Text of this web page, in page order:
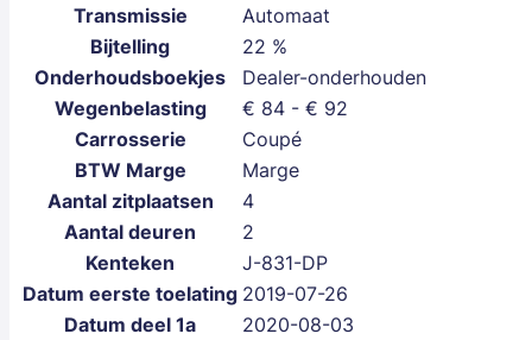
Transmissie
Automaat
Bijtelling
22 %
Onderhoudsboekjes
Dealer-onderhouden
Wegenbelasting
€ 84 - € 92
Carrosserie
Coupé
BTW Marge
Marge
Aantal zitplaatsen
4
Aantal deuren
2
Kenteken
J-831-DP
Datum eerste toelating 2019-07-26
Datum deel 1a
2020-08-03